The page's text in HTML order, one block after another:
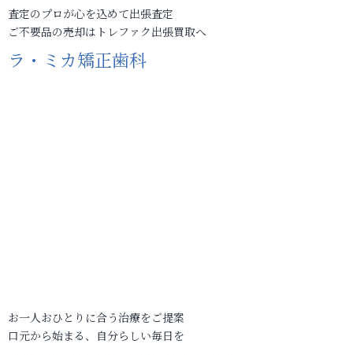
査定のプロが心を込めて出張査定
ご不要品の売却はトレファク出張買取へ
ラ・ミカ矯正歯科
お一人おひとりに合う治療をご提案
口元から始まる、自分らしい毎日を